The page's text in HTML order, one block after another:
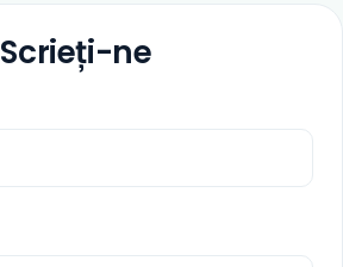
Scrieți-ne